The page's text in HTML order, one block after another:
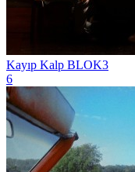
Kayıp Kalp BLOK3
6